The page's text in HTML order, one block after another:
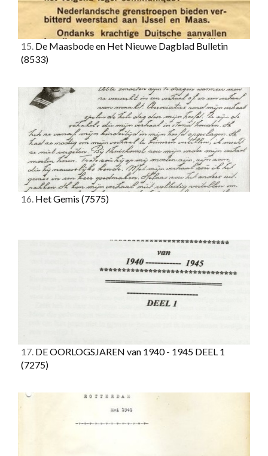
15. De Maasbode en Het Nieuwe Dagblad Bulletin
(8533)
16. Het Gemis (7575)
17. DE OORLOGSJAREN van 1940 - 1945 DEEL 1
(7275)